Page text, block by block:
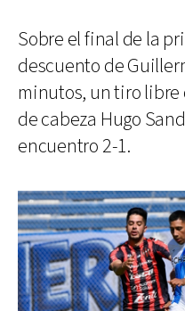
Sobre el final de la
descuento de
minutos, un tiro libre
de cabeza Hugo
encuentro 2-1.